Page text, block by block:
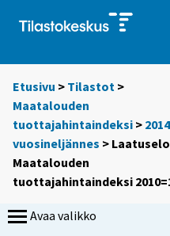
Etusivu > Tilastot >
Maatalouden
tuottajahintaindeksi > 2014
vuosineljännes >
Maatalouden
tuottajahintaindeksi
Avaa valikko